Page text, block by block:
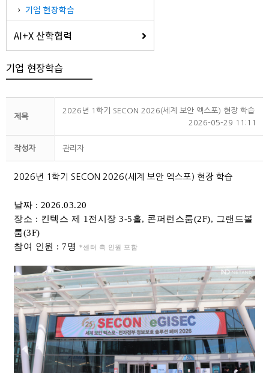
기업 현장학습
AI+X 산학협력
기업 현장학습
제목
2026년 1학기 SECON 2026(세계 보안 엑스포) 현장 학습
2026-05-29 11:11
작성자 관리자
2026년 1학기 SECON 2026(세계 보안 엑스포) 현장 학습
날짜 : 2026.03.20
장소 : 킨텍스 제 1전시장 3-5홀, 콘퍼런스룸(2F), 그랜드볼
룸(3F)
참여 인원 : 7명 *센터 측 인원 포함